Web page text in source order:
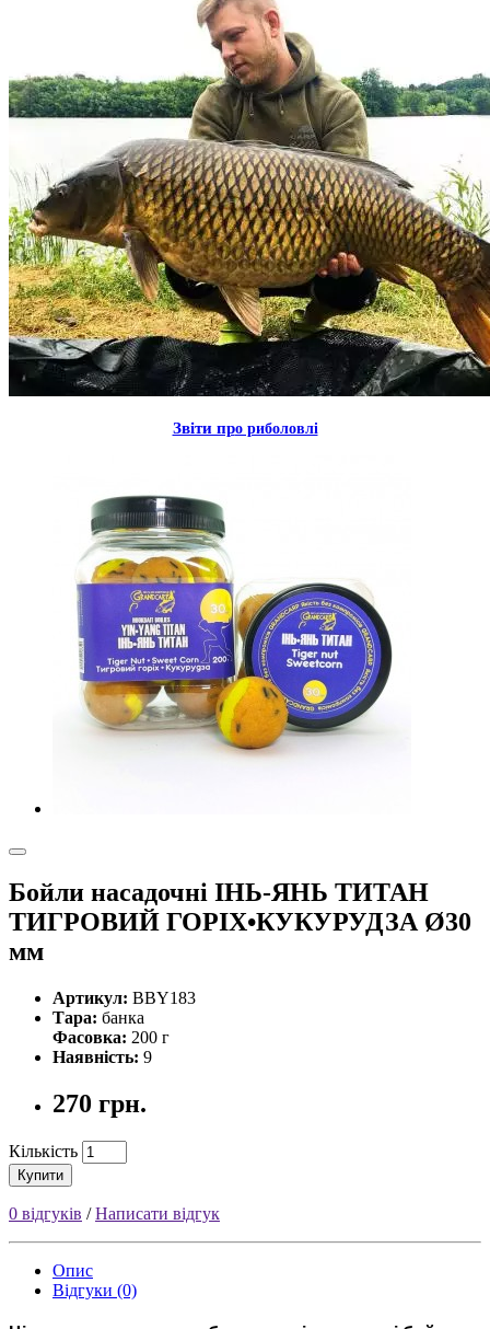
Звiти про риболовлi
Бойли насадочні ІНЬ-ЯНЬ ТИТАН
ТИГРОВИЙ ГОРІХ•КУКУРУДЗА Ø30
мм
Артикул: BBY183
Тара: банка
Фасовка: 200 г
Наявність: 9
270 грн.
Кількість
Купити
0 відгуків /Написати відгук
Опис
Відгуки (0)